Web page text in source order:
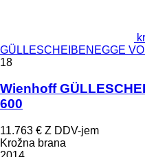
GÜLLESCHEIBENEGGE
18
Wienhoff
600
11.763 € Z DDV-jem
Krožna brana